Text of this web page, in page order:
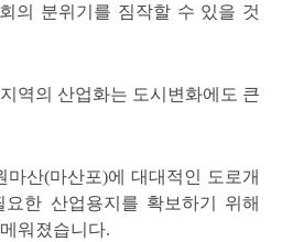
의 분위기를 짐작할 수 있을 것
역의 산업화는 도시변화에도 큰
마산(마산포)에 대대적인 도로개
한 산업용지를 확보하기 위해
워졌습니다.